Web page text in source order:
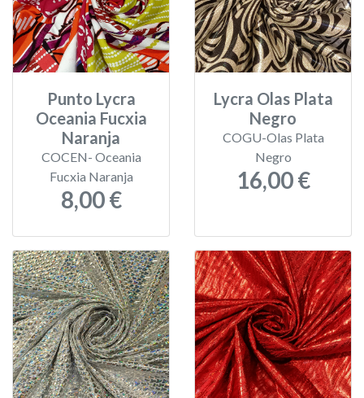
Punto Lycra
Oceania Fucxia
Naranja
COCEN- Oceania
Fucxia Naranja
8,00 €
Lycra Olas Plata
Negro
COGU-Olas Plata
Negro
16,00 €